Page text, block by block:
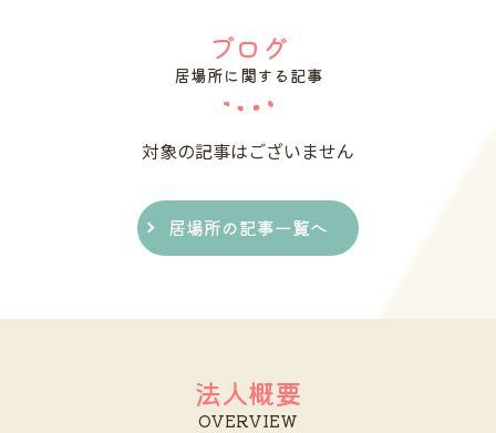
ブログ
居場所に関する記事
対象の記事はございません
居場所の記事一覧へ
法人概要
OVERVIEW